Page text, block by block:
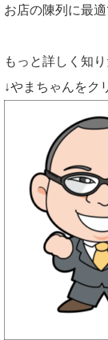
お店の陳列に最適
もっと詳しく知
↓やまちゃんをク